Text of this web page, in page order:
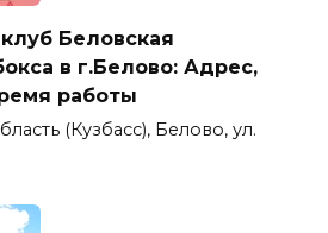
Беловская
в г.Белово: Адрес,
работы
(Кузбасс), Белово, ул.